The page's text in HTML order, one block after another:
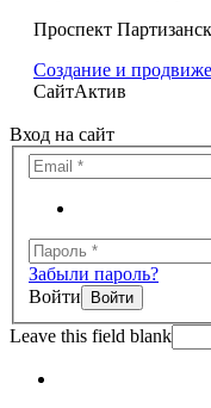
Проспект
Создание и
СайтАктив
Вход на сайт
Забыли пароль?
Войти
Leave this field blank